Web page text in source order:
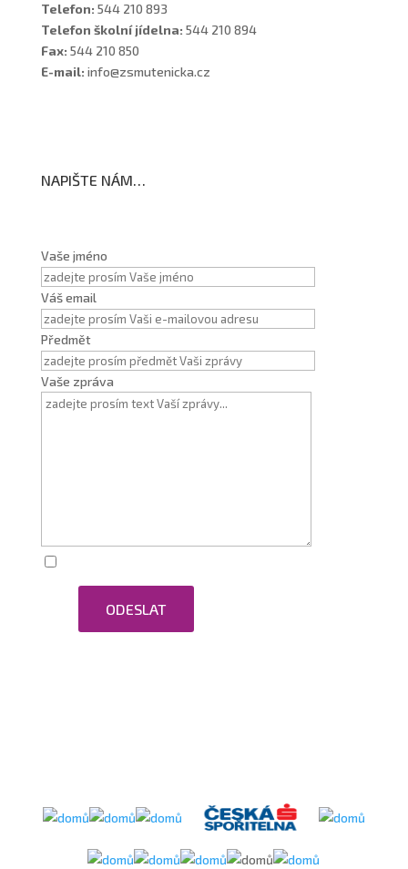
Telefon: 544 210 893
Telefon školní jídelna: 544 210 894
Fax: 544 210 850
E-mail: info@zsmutenicka.cz
NAPIŠTE NÁM…
Vaše jméno
Váš email
Předmět
Vaše zpráva
ODESLAT